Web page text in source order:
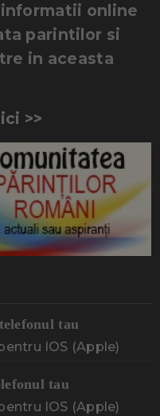
online
parintilor si
in aceasta
>>
tau
IOS (Apple)
tau
IOS (Apple)